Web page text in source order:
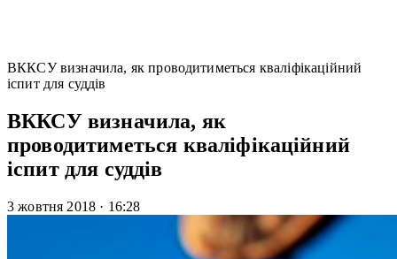
ВККСУ визначила, як проводитиметься кваліфікаційний
іспит для суддів
ВККСУ визначила, як
проводитиметься кваліфікаційний
іспит для суддів
3 жовтня 2018 · 16:28